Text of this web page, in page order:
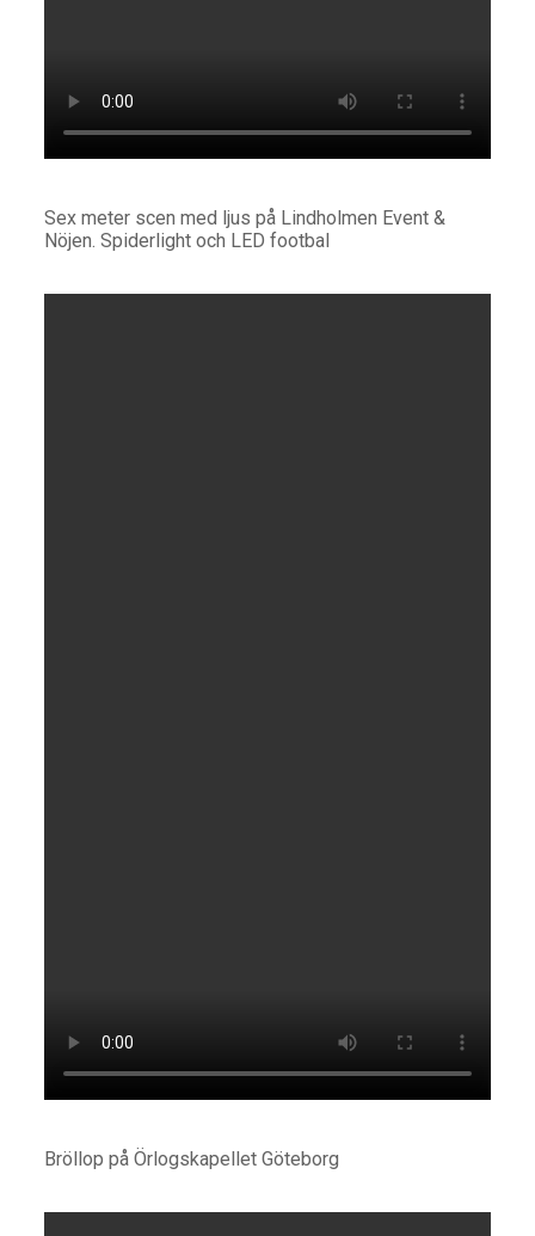
Sex meter scen med ljus på Lindholmen Event &
Nöjen. Spiderlight och LED footbal
Bröllop på Örlogskapellet Göteborg